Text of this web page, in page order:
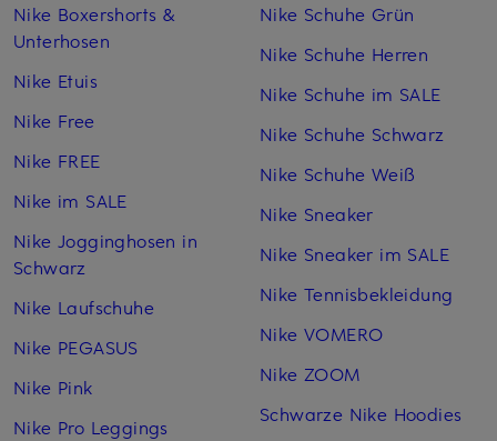
Nike Boxershorts &
Unterhosen
Nike Etuis
Nike Free
Nike FREE
Nike im SALE
Nike Jogginghosen in
Schwarz
Nike Laufschuhe
Nike PEGASUS
Nike Pink
Nike Pro Leggings
Nike Schuhe Grün
Nike Schuhe Herren
Nike Schuhe im SALE
Nike Schuhe Schwarz
Nike Schuhe Weiß
Nike Sneaker
Nike Sneaker im SALE
Nike Tennisbekleidung
Nike VOMERO
Nike ZOOM
Schwarze Nike Hoodies